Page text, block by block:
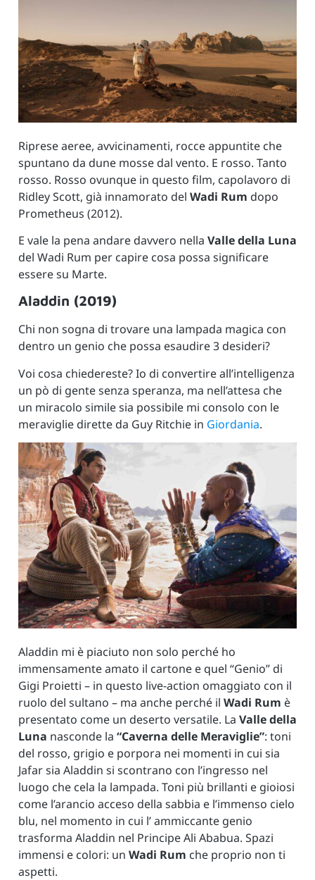
Riprese aeree, avvicinamenti, rocce appuntite che
spuntano da dune mosse dal vento. E rosso. Tanto
rosso. Rosso ovunque in questo film, capolavoro di
Ridley Scott, già innamorato del Wadi Rum dopo
Prometheus (2012).
E vale la pena andare davvero nella Valle della Luna
del Wadi Rum per capire cosa possa significare
essere su Marte.
Aladdin (2019)
Chi non sogna di trovare una lampada magica con
dentro un genio che possa esaudire 3 desideri?
Voi cosa chiedereste? Io di convertire all’intelligenza
un pò di gente senza speranza, ma nell’attesa che
un miracolo simile sia possibile mi consolo con le
meraviglie dirette da Guy Ritchie in Giordania.
Aladdin mi è piaciuto non solo perché ho
immensamente amato il cartone e quel “Genio” di
Gigi Proietti – in questo live-action omaggiato con il
ruolo del sultano – ma anche perché il Wadi Rum è
presentato come un deserto versatile. La Valle della
Luna nasconde la “Caverna delle Meraviglie”: toni
del rosso, grigio e porpora nei momenti in cui sia
Jafar sia Aladdin si scontrano con l’ingresso nel
luogo che cela la lampada. Toni più brillanti e gioiosi
come l’arancio acceso della sabbia e l’immenso cielo
blu, nel momento in cui l’ ammiccante genio
trasforma Aladdin nel Principe Ali Ababua. Spazi
immensi e colori: un Wadi Rum che proprio non ti
aspetti.